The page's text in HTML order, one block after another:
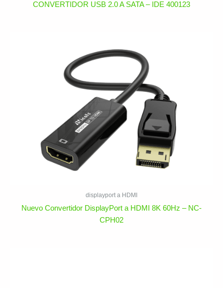
CONVERTIDOR USB 2.0 A SATA – IDE 400123
displayport a HDMI
Nuevo Convertidor DisplayPort a HDMI 8K 60Hz – NC-
CPH02